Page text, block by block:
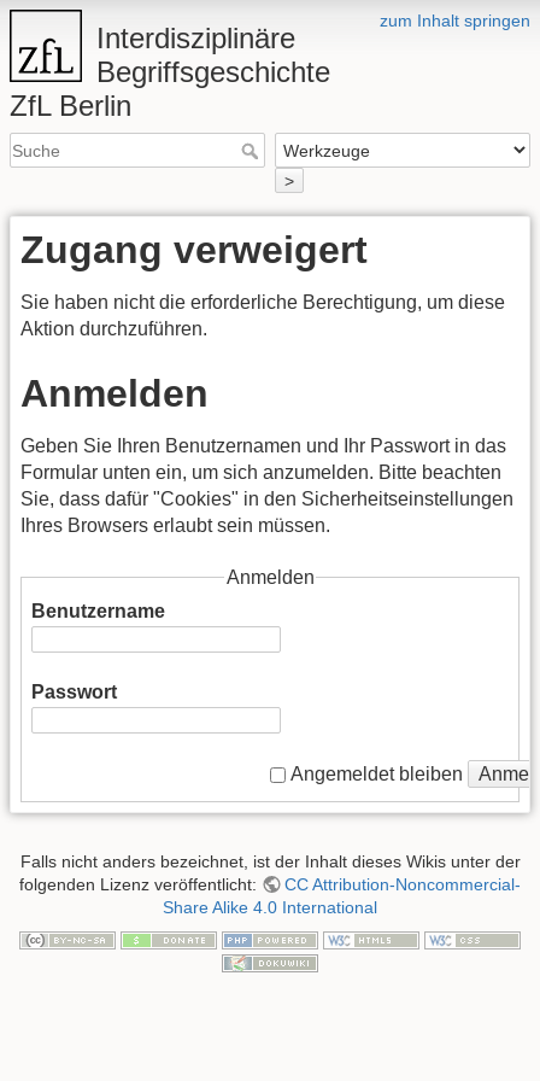
zum Inhalt springen
Interdisziplinäre
Begriffsgeschichte
ZfL Berlin
>
Zugang verweigert
Sie haben nicht die erforderliche Berechtigung, um diese
Aktion durchzuführen.
Anmelden
Geben Sie Ihren Benutzernamen und Ihr Passwort in das
Formular unten ein, um sich anzumelden. Bitte beachten
Sie, dass dafür "Cookies" in den Sicherheitseinstellungen
Ihres Browsers erlaubt sein müssen.
Anmelden
Benutzername
Passwort
Angemeldet bleiben
Falls nicht anders bezeichnet, ist der Inhalt dieses Wikis unter der
folgenden Lizenz veröffentlicht:
CC Attribution-Noncommercial-
Share Alike 4.0 International